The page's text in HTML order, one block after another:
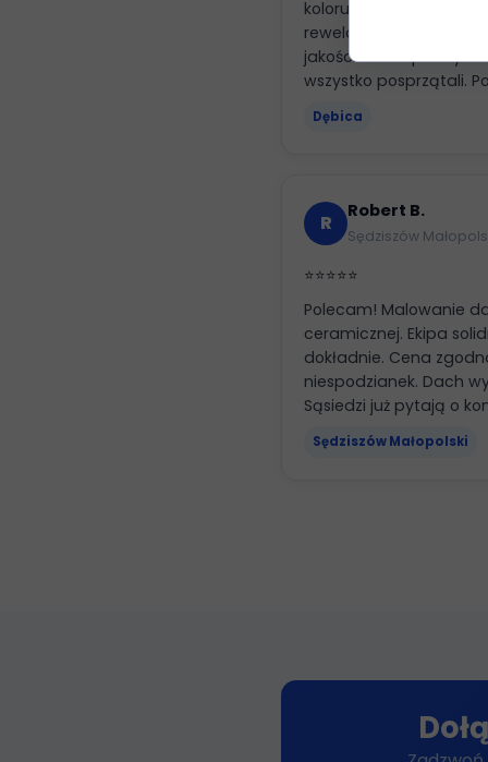
koloru z czerwonego
rewelacyjny! Ekipa
jakości. Zabezpieczyli
wszystko posprzątali.
Dębica
R Robert B.
Sędziszów
⭐⭐⭐⭐⭐
Polecam! Malowanie
ceramicznej. Ekipa
dokładnie. Cena
niespodzianek. Dach
Sąsiedzi już pytają o
Sędziszów Małopolski